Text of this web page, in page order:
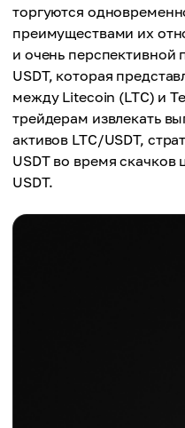
торгуются
преимуществами их
и очень перспективной
USDT, которая
между Litecoin (LTC) и
трейдерам извлекать
активов LTC/USDT,
USDT во время скачков
USDT.